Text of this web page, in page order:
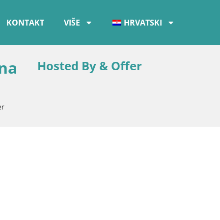
KONTAKT VIŠE HRVATSKI
Hosted By & Offer